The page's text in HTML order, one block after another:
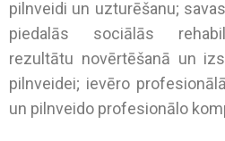
pilnveidi un uzturēšanu;
piedalās sociālās
rezultātu novērtēšanā un
pilnveidei; ievēro
un pilnveido profesionālo